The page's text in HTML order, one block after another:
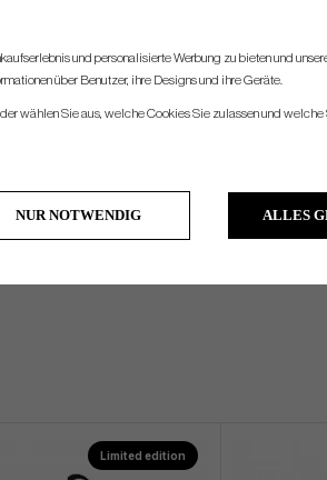
Limited edition
und personalisierte Werbung zu bieten und
über Benutzer, ihre Designs und ihre Geräte.
wählen Sie aus, welche Cookies Sie zulassen und
NUR NOTWENDIG ALLES